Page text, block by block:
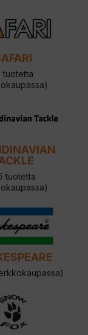
tuotetta
tuotetta